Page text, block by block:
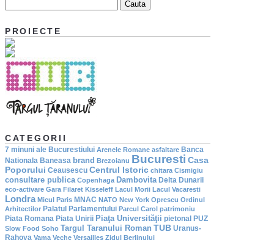
PROIECTE
CATEGORII
7 minuni ale Bucurestiului Arenele Romane asfaltare Banca
Nationala Baneasa brand Brezoianu Bucuresti Casa
Poporului Ceausescu Centrul Istoric chitara Cismigiu
consultare publica Copenhaga Dambovita Delta Dunarii
eco-activare Gara Filaret Kisseleff Lacul Morii Lacul Vacaresti
Londra Micul Paris MNAC NATO New York Oprescu Ordinul
Arhitectilor Palatul Parlamentului Parcul Carol patrimoniu
Piata Romana Piata Unirii Piaţa Universităţii pietonal PUZ
Slow Food Soho Targul Taranului Roman TUB Uranus-
Rahova Vama Veche Versailles Zidul Berlinului